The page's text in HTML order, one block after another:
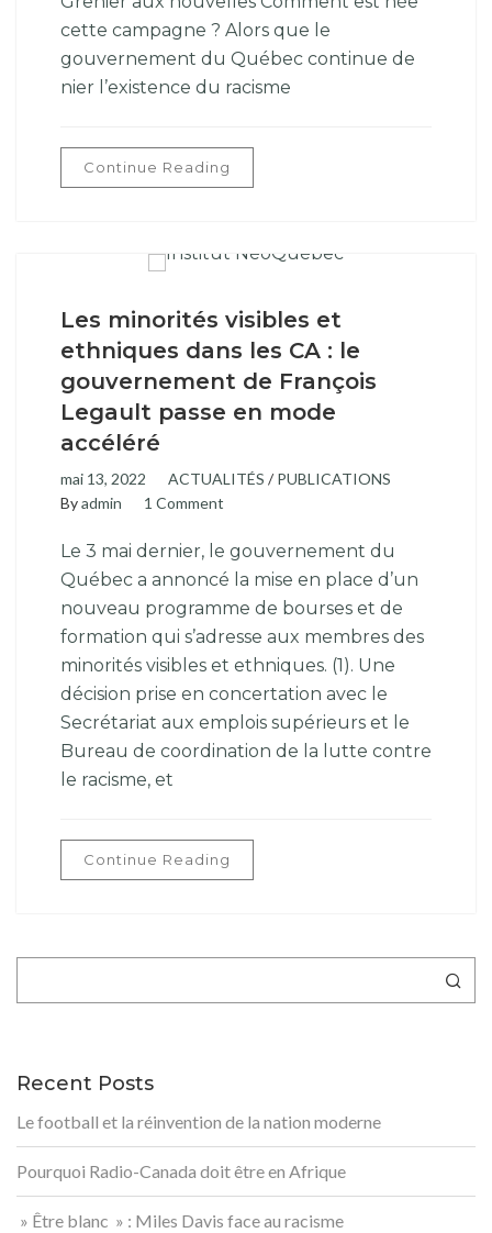
cette campagne ? Alors que le
gouvernement du Québec continue de
nier l’existence du racisme
Continue Reading
Les minorités visibles et
ethniques dans les CA : le
gouvernement de François
Legault passe en mode
accéléré
mai 13, 2022 ACTUALITÉS /PUBLICATIONS
Byadmin 1 Comment
Le 3 mai dernier, le gouvernement du
Québec a annoncé la mise en place d’un
nouveau programme de bourses et de
formation qui s’adresse aux membres des
minorités visibles et ethniques. (1). Une
décision prise en concertation avec le
Secrétariat aux emplois supérieurs et le
Bureau de coordination de la lutte contre
le racisme, et
Continue Reading
Recent Posts
Le football et la réinvention de la nation moderne
Pourquoi Radio-Canada doit être en Afrique
» Être blanc » : Miles Davis face au racisme